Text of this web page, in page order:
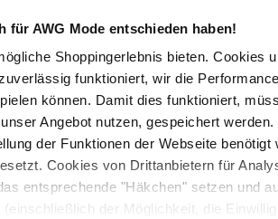
für AWG Mode entschieden haben!
Shoppingerlebnis bieten. Cookies
funktioniert, wir die
können. Damit dies funktioniert,
Angebot nutzen, gespeichert
der Funktionen der Webseite
Cookies von Drittanbietern für
entsprechende "Häkchen" setzen und
(einschließlich der Möglichkeit, die
Zahlungsarten
Datenschutz
AWG CARD
Mehrwertsteuer zzgl.